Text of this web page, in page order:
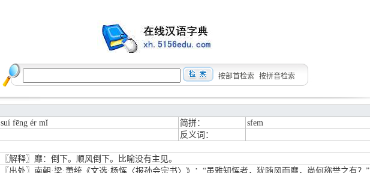
按部首检索 按拼音检索
suí fēng ér mǐ 简拼：
sfem
反义词：
〖解释〗靡：倒下。顺风倒下。比喻没有主见。
〖出处〗南朝·梁·萧统《文选·杨恽〈报孙会宗书〉》：“虽雅知恽者，犹随风而靡，尚何称誉之有？”